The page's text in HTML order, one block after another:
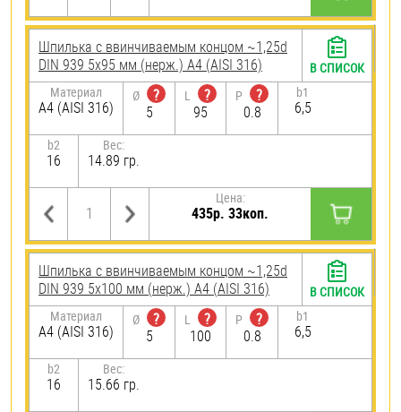
Шпилька c ввинчиваемым концом ~1,25d
DIN 939 5х95 мм (нерж.) A4 (AISI 316)
Материал
A4 (AISI 316)
Ø
?
5
L
?
95
P
?
0.8
b1
6,5
b2
16
Вес:
14.89 гр.
Цена:
435р. 33коп.
В СПИСОК
Шпилька c ввинчиваемым концом ~1,25d
DIN 939 5х100 мм (нерж.) A4 (AISI 316)
Материал
A4 (AISI 316)
Ø
?
5
L
?
100
P
?
0.8
b1
6,5
b2
16
Вес:
15.66 гр.
В СПИСОК